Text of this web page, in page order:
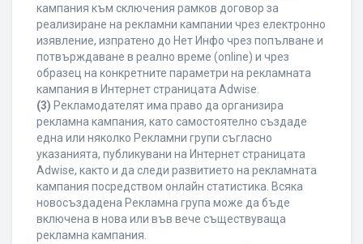
кампания към сключения рамков договор за
реализиране на рекламни кампании чрез електронно
изявление, изпратено до Нет Инфо чрез попълване и
потвърждаване в реално време (online) и чрез
образец на конкретните параметри на рекламната
кампания в Интернет страницата Adwise.
(3) Рекламодателят има право да организира
рекламна кампания, като самостоятелно създаде
една или няколко Рекламни групи съгласно
указанията, публикувани на Интернет страницата
Adwise, както и да следи развитието на рекламната
кампания посредством онлайн статистика. Всяка
новосъздадена Рекламна група може да бъде
включена в нова или във вече съществуваща
рекламна кампания.